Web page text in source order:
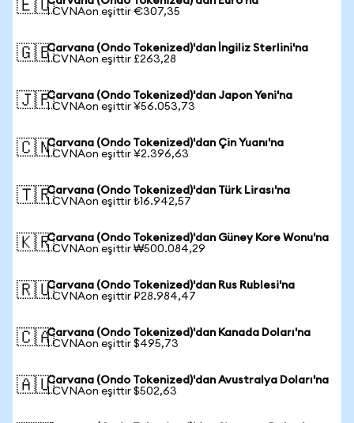
🇪🇺1 CVNAon eşittir €307,35
🇬🇧Carvana (Ondo Tokenized)'dan İngiliz Sterlini'na
1 CVNAon eşittir £263,28
🇯🇵Carvana (Ondo Tokenized)'dan Japon Yeni'na
1 CVNAon eşittir ¥56.053,73
🇨🇳Carvana (Ondo Tokenized)'dan Çin Yuanı'na
1 CVNAon eşittir ¥2.396,63
🇹🇷Carvana (Ondo Tokenized)'dan Türk Lirası'na
1 CVNAon eşittir ₺16.942,57
🇰🇷Carvana (Ondo Tokenized)'dan Güney Kore Wonu'na
1 CVNAon eşittir ₩500.084,29
🇷🇺Carvana (Ondo Tokenized)'dan Rus Rublesi'na
1 CVNAon eşittir ₽28.984,47
🇨🇦Carvana (Ondo Tokenized)'dan Kanada Doları'na
1 CVNAon eşittir $495,73
🇦🇺Carvana (Ondo Tokenized)'dan Avustralya Doları'na
1 CVNAon eşittir $502,63